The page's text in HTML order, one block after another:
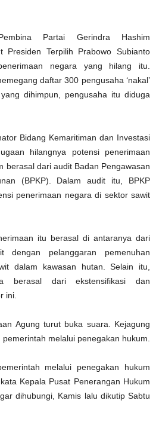
Partai Gerindra Hashim
Presiden Terpilih Prabowo Subianto
negara yang hilang itu.
daftar 300 pengusaha ‘nakal’
dihimpun, pengusaha itu diduga
Bidang Kemaritiman dan Investasi
hilangnya potensi penerimaan
berasal dari audit Badan Pengawasan
(BPKP). Dalam audit itu, BPKP
penerimaan negara di sektor sawit
itu berasal di antaranya dari
dengan pelanggaran pemenuhan
dalam kawasan hutan. Selain itu,
berasal dari ekstensifikasi dan
ini.
Agung turut buka suara. Kejagung
melalui penegakan hukum.
melalui penegakan hukum
Kepala Pusat Penerangan Hukum
dihubungi, Kamis lalu dikutip Sabtu